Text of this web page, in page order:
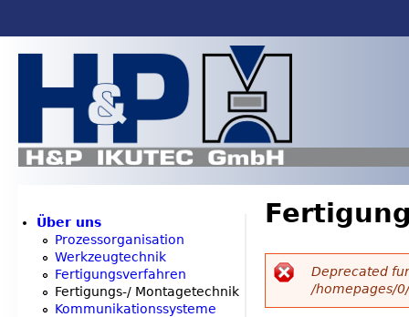
Jump to navigation
E
Deprecated
/homepages/
Über uns
Prozessorganisation
Werkzeugtechnik
Fertigungsverfahren
Fertigungs-/ Montagetechnik
Kommunikationssysteme